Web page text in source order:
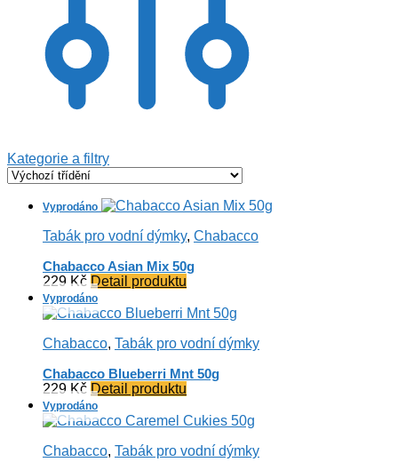
Kategorie a filtry
Tabák pro vodní dýmky, Chabacco
Chabacco Asian Mix 50g
229 Kč Detail produktu
Chabacco, Tabák pro vodní dýmky
Chabacco Blueberri Mnt 50g
229 Kč Detail produktu
Chabacco, Tabák pro vodní dýmky